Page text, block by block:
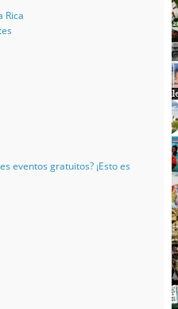
Rica
eventos gratuitos? ¡Esto es